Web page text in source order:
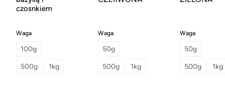
czosnkiem
Waga
100g
500g 1kg
Waga
50g
500g 1kg
Waga
50g
500g 1kg